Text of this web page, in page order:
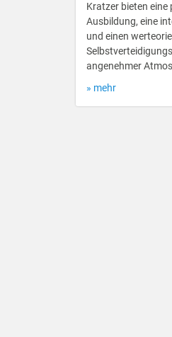
Kratzer bieten eine
Ausbildung, eine
und einen
angenehmer
» mehr